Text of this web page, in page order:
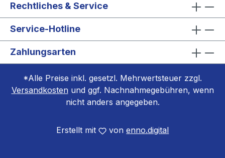
Rechtliches & Service
Service-Hotline
Zahlungsarten
*Alle Preise inkl. gesetzl. Mehrwertsteuer zzgl.
Versandkostenund ggf. Nachnahmegebühren, wenn
nicht anders angegeben.
Erstellt mit vonenno.digital